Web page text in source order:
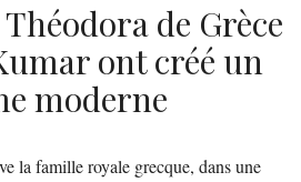
de Grèce
ont créé un
moderne
la famille royale grecque, dans une